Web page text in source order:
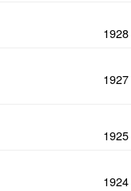
1928
1927
1925
1924